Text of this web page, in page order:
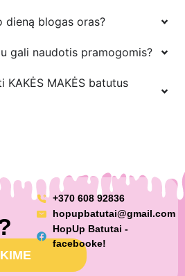
dieną blogas oras?
gali naudotis pramogomis?
MAKĖS batutus
+370 608 92836
hopupbatutai@gmail.com
HopUp Batutai -
facebooke!